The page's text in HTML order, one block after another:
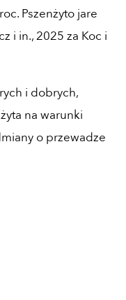
Pszenżyto jare
i in., 2025 za Koc i
i dobrych,
na warunki
o przewadze